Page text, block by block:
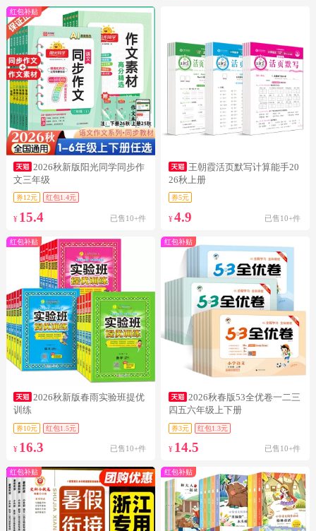
红包补贴
2026秋新版阳光同学同步作
文三年级
券12元 红包1.4元
¥ 15.4 已售10+件
王朝霞活页默写计算能手20
26秋上册
券5元
¥4.9 已售10+件
红包补贴
2026秋新版春雨实验班提优
训练
券10元 红包1.5元
¥ 16.3 已售10+件
红包补贴
2026秋春版53全优卷一二三
四五六年级上下册
券3元 红包1.3元
¥ 14.5 已售10+件
红包补贴 红包补贴